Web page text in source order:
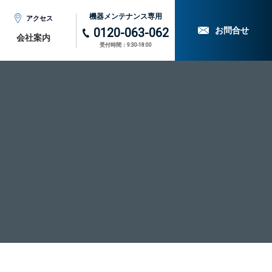
アクセス
会社案内
機器メンテナンス専用
0120-063-062
受付時間：9:30-18:00
お問合せ